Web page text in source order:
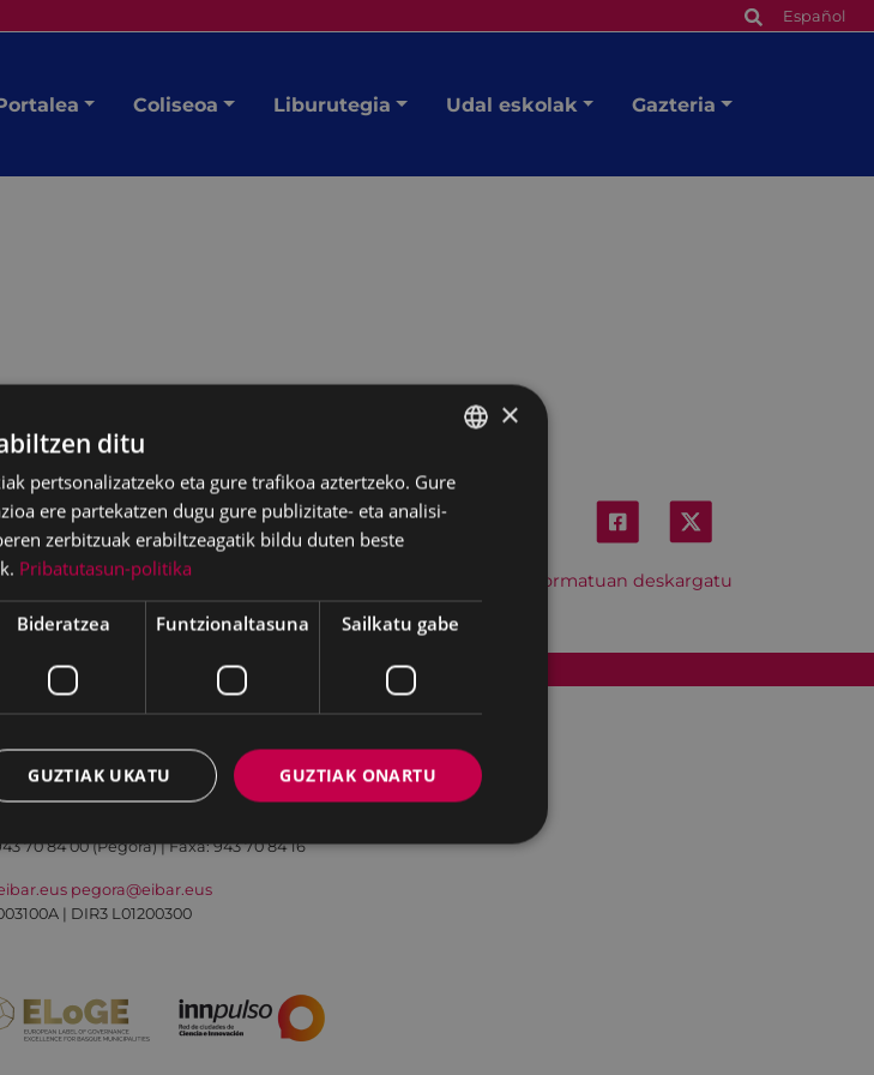
Español
Coliseoa Liburutegia Udal eskolak Gazteria
Hitzordu hau iCal formatuan deskargatu
Kontaktua Lege-oharra Cookien politika
sare sozial guztiak
70 84 00 (Pegora)| Faxa: 943 70 84 16
pegora@eibar.eus
| DIR3 L01200300
BASQUE
SPANISH
×
ditu
pertsonalizatzeko eta gure trafikoa aztertzeko. Gure
ere partekatzen dugu gure publizitate- eta analisi-
zerbitzuak erabiltzeagatik bildu duten beste
Pribatutasun-politika
Bideratzea Funtzionaltasuna Sailkatu gabe
GUZTIAK ONARTU
GUZTIAK UKATU